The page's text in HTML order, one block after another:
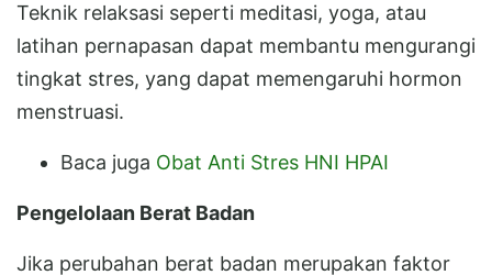
Teknik relaksasi seperti meditasi, yoga, atau
latihan pernapasan dapat membantu mengurangi
tingkat stres, yang dapat memengaruhi hormon
menstruasi.
Baca juga Obat Anti Stres HNI HPAI
Pengelolaan Berat Badan
Jika perubahan berat badan merupakan faktor